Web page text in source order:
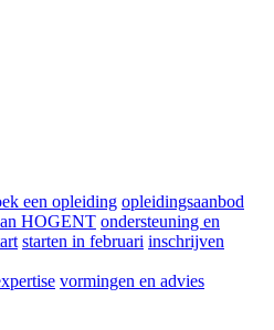
een opleiding opleidingsaanbod
HOGENT ondersteuning en
starten in februari inschrijven
vormingen en advies